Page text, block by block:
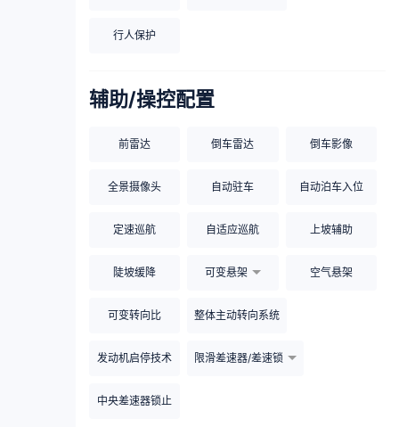
行人保护
辅助/操控配置
前雷达 倒车雷达 倒车影像
全景摄像头 自动驻车 自动泊车入位
定速巡航 自适应巡航 上坡辅助
陡坡缓降 可变悬架 空气悬架
可变转向比 整体主动转向系统
发动机启停技术 限滑差速器/差速锁
中央差速器锁止